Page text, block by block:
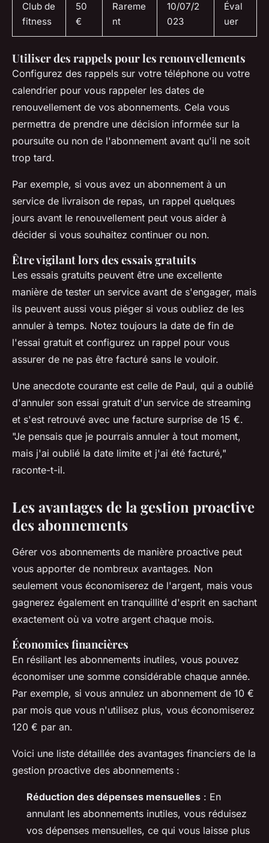
Club de
fitness
50
€
Rareme
nt
10/07/2
023
Éval
uer
Utiliser des rappels pour les renouvellements
Configurez des rappels sur votre téléphone ou votre
calendrier pour vous rappeler les dates de
renouvellement de vos abonnements. Cela vous
permettra de prendre une décision informée sur la
poursuite ou non de l'abonnement avant qu'il ne soit
trop tard.
Par exemple, si vous avez un abonnement à un
service de livraison de repas, un rappel quelques
jours avant le renouvellement peut vous aider à
décider si vous souhaitez continuer ou non.
Être vigilant lors des essais gratuits
Les essais gratuits peuvent être une excellente
manière de tester un service avant de s'engager, mais
ils peuvent aussi vous piéger si vous oubliez de les
annuler à temps. Notez toujours la date de fin de
l'essai gratuit et configurez un rappel pour vous
assurer de ne pas être facturé sans le vouloir.
Une anecdote courante est celle de Paul, qui a oublié
d'annuler son essai gratuit d'un service de streaming
et s'est retrouvé avec une facture surprise de 15 €.
"Je pensais que je pourrais annuler à tout moment,
mais j'ai oublié la date limite et j'ai été facturé,"
raconte-t-il.
Les avantages de la gestion proactive
des abonnements
Gérer vos abonnements de manière proactive peut
vous apporter de nombreux avantages. Non
seulement vous économiserez de l'argent, mais vous
gagnerez également en tranquillité d'esprit en sachant
exactement où va votre argent chaque mois.
Économies financières
En résiliant les abonnements inutiles, vous pouvez
économiser une somme considérable chaque année.
Par exemple, si vous annulez un abonnement de 10 €
par mois que vous n'utilisez plus, vous économiserez
120 € par an.
Voici une liste détaillée des avantages financiers de la
gestion proactive des abonnements :
Réduction des dépenses mensuelles : En
annulant les abonnements inutiles, vous réduisez
vos dépenses mensuelles, ce qui vous laisse plus